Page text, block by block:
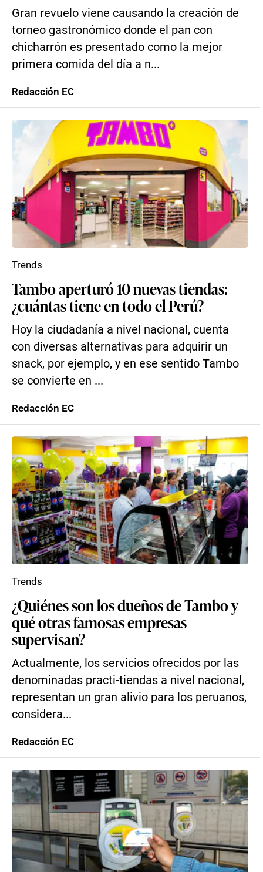
Gran revuelo viene causando la creación de
torneo gastronómico donde el pan con
chicharrón es presentado como la mejor
primera comida del día a n...
Redacción EC
Tambo aperturó 10 nuevas tiendas:
¿cuántas tiene en todo el Perú?
Hoy la ciudadanía a nivel nacional, cuenta
con diversas alternativas para adquirir un
snack, por ejemplo, y en ese sentido Tambo
se convierte en ...
Trends
Redacción EC
¿Quiénes son los dueños de Tambo y
qué otras famosas empresas
supervisan?
Actualmente, los servicios ofrecidos por las
denominadas practi-tiendas a nivel nacional,
representan un gran alivio para los peruanos,
considera...
Trends
Redacción EC